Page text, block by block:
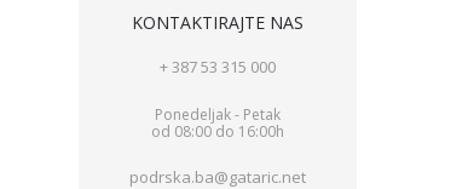
KONTAKTIRAJTE NAS
+ 387 53 315 000
Ponedeljak - Petak
od 08:00 do 16:00h
podrska.ba@gataric.net